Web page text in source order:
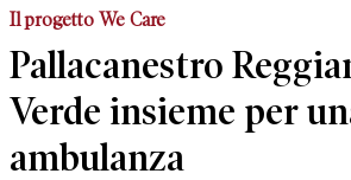
Il progetto We Care
Pallacanestro
Verde insieme per
ambulanza